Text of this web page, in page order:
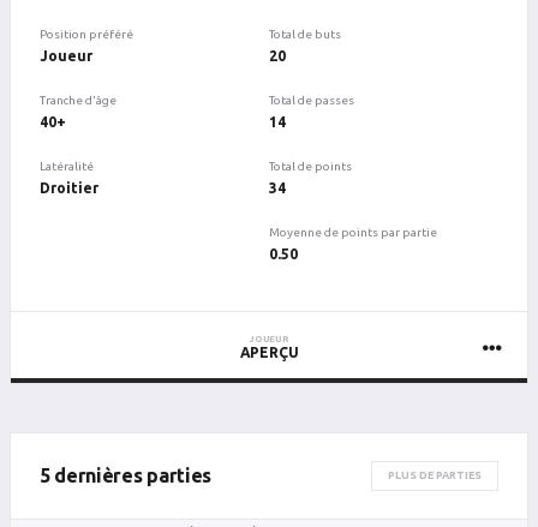
Position préféré
Joueur
Tranche d'âge
40+
Latéralité
Droitier
Total de buts
20
Total de passes
14
Total de points
34
Moyenne de points par partie
0.50
JOUEUR
APERÇU
5 dernières parties PLUS DE PARTIES